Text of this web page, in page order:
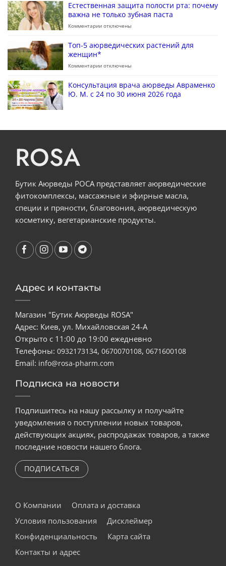
Естественная защита полости рта: почему
важна не только зубная паста
Комментарии отключены
Топ-5 аюрведических растений для
женщин*
Комментарии отключены
Консультация врача аюрведы Авраменко
Ю. М. с 24 по 30 июня 2026 года
ROSA
Бутик Аюрведы РОСА представляет аюрведические
фитокомплексы, массажные и эфирные масла,
специи и пряности, благовония, аюрведическую
косметику, вегетарианские продукты.
Адрес и контакты
Магазин "Бутик Аюрведы ROSA"
Адрес: Киев, ул. Михайловская 24-А
Открыто с 11:00 до 19:00 ежедневно
Телефоны: 0932173134, 0670070108, 0671600108
Email: info@rosa-pharm.com
Подписка на новости
Подпишитесь на нашу рассылку и получайте
уведомления о поступлении новых товаров,
действующих акциях, распродажах товаров, а также
последние новости нашего блога.
ПОДПИСАТЬСЯ
О Компании
Оплата и доставка
Условия пользования
Дисклеймер
Конфиденциальность
Карта сайта
Контакты и адрес